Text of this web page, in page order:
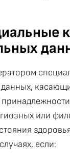
или
если: